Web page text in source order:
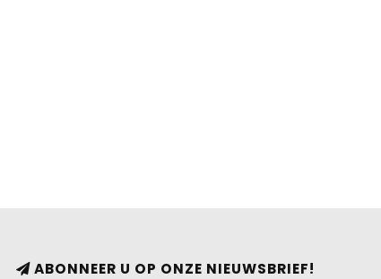
ABONNEER U OP ONZE NIEUWSBRIEF!